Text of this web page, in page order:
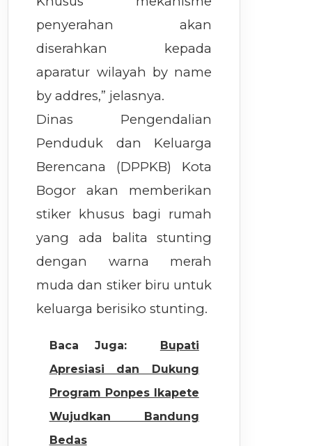
penyerahan akan
diserahkan kepada
aparatur wilayah by name
by addres,” jelasnya.
Dinas Pengendalian
Penduduk dan Keluarga
Berencana (DPPKB) Kota
Bogor akan memberikan
stiker khusus bagi rumah
yang ada balita stunting
dengan warna merah
muda dan stiker biru untuk
keluarga berisiko stunting.
Baca Juga:
Bupati
Apresiasi dan Dukung
Program Ponpes Ikapete
Wujudkan Bandung
Bedas